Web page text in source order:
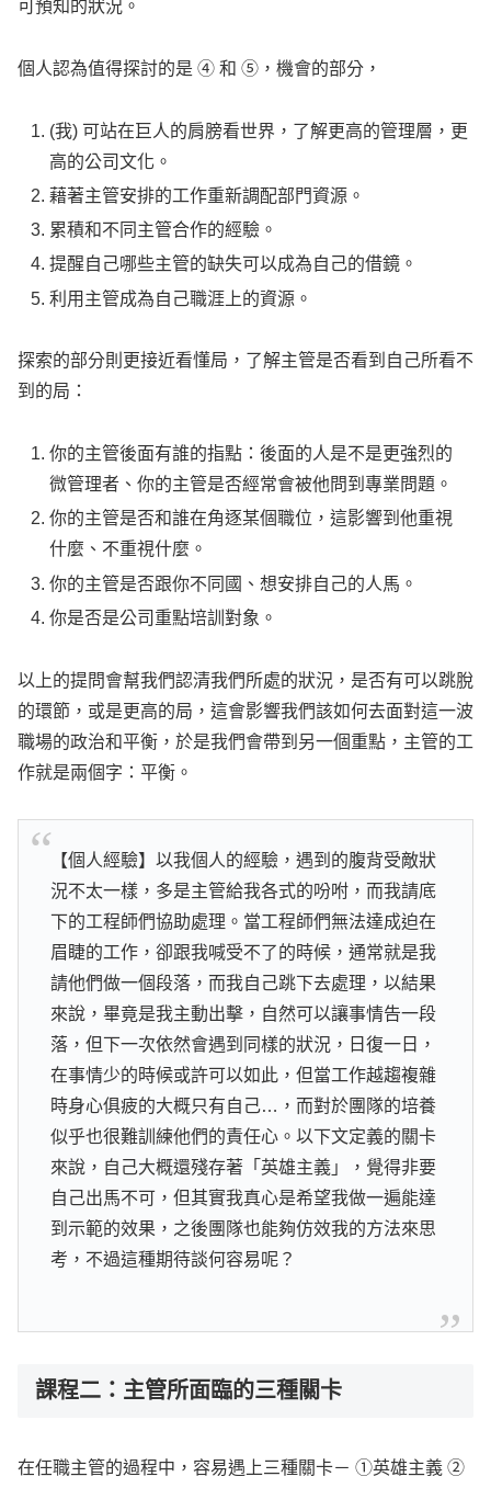
可預知的狀況。
個人認為值得探討的是 ④ 和 ⑤，機會的部分，
(我) 可站在巨人的肩膀看世界，了解更高的管理層，更
高的公司文化。
藉著主管安排的工作重新調配部門資源。
累積和不同主管合作的經驗。
提醒自己哪些主管的缺失可以成為自己的借鏡。
利用主管成為自己職涯上的資源。
探索的部分則更接近看懂局，了解主管是否看到自己所看不
到的局：
你的主管後面有誰的指點：後面的人是不是更強烈的
微管理者、你的主管是否經常會被他問到專業問題。
你的主管是否和誰在角逐某個職位，這影響到他重視
什麼、不重視什麼。
你的主管是否跟你不同國、想安排自己的人馬。
你是否是公司重點培訓對象。
以上的提問會幫我們認清我們所處的狀況，是否有可以跳脫
的環節，或是更高的局，這會影響我們該如何去面對這一波
職場的政治和平衡，於是我們會帶到另一個重點，主管的工
作就是兩個字：平衡。
【個人經驗】以我個人的經驗，遇到的腹背受敵狀
況不太一樣，多是主管給我各式的吩咐，而我請底
下的工程師們協助處理。當工程師們無法達成迫在
眉睫的工作，卻跟我喊受不了的時候，通常就是我
請他們做一個段落，而我自己跳下去處理，以結果
來說，畢竟是我主動出擊，自然可以讓事情告一段
落，但下一次依然會遇到同樣的狀況，日復一日，
在事情少的時候或許可以如此，但當工作越趨複雜
時身心俱疲的大概只有自己…，而對於團隊的培養
似乎也很難訓練他們的責任心。以下文定義的關卡
來說，自己大概還殘存著「英雄主義」，覺得非要
自己出馬不可，但其實我真心是希望我做一遍能達
到示範的效果，之後團隊也能夠仿效我的方法來思
考，不過這種期待談何容易呢？
課程二：主管所面臨的三種關卡
在任職主管的過程中，容易遇上三種關卡－ ①英雄主義 ②